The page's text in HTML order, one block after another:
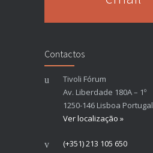
Contactos
Tivoli Fórum
Av. Liberdade 180A – 1º
1250-146 Lisboa Portugal
Ver localização »
(+351) 213 105 650